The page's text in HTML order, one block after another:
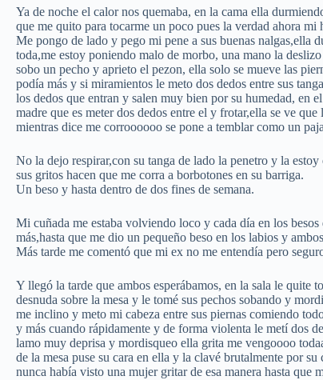
Ya de noche el calor nos quemaba, en la cama ella
que me quito para tocarme un poco pues la verdad ahora mi
Me pongo de lado y pego mi pene a sus buenas nalgas,ella
toda,me estoy poniendo malo de morbo, una mano la
sobo un pecho y aprieto el pezon, ella solo se mueve las
podía más y si miramientos le meto dos dedos entre sus
los dedos que entran y salen muy bien por su humedad, en
madre que es meter dos dedos entre el y frotar,ella se ve
mientras dice me corroooooo se pone a temblar como un
No la dejo respirar,con su tanga de lado la penetro y la
sus gritos hacen que me corra a borbotones en su barriga.
Un beso y hasta dentro de dos fines de semana.
Mi cuñada me estaba volviendo loco y cada día en los
más,hasta que me dio un pequeño beso en los labios y
Más tarde me comentó que mi ex no me entendía pero
Y llegó la tarde que ambos esperábamos, en la sala le quite
desnuda sobre la mesa y le tomé sus pechos sobando y
me inclino y meto mi cabeza entre sus piernas comiendo
y más cuando rápidamente y de forma violenta le metí dos
lamo muy deprisa y mordisqueo ella grita me vengoooo
de la mesa puse su cara en ella y la clavé brutalmente por
nunca había visto una mujer gritar de esa manera hasta